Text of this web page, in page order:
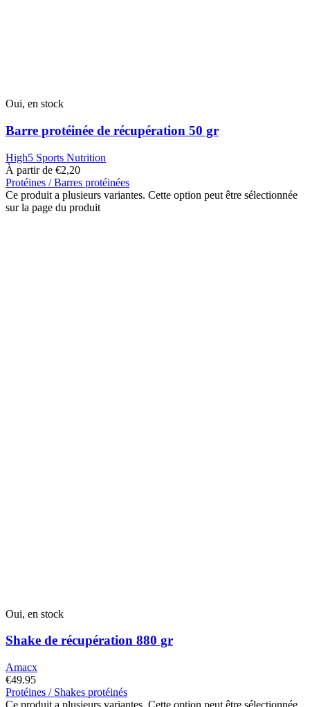
Oui, en stock
Barre protéinée de récupération 50 gr
High5 Sports Nutrition
À partir de €2,20
Protéines / Barres protéinées
Ce produit a plusieurs variantes. Cette option peut être sélectionnée
sur la page du produit
Oui, en stock
Shake de récupération 880 gr
Amacx
€49.95
Protéines / Shakes protéinés
Ce produit a plusieurs variantes. Cette option peut être sélectionnée